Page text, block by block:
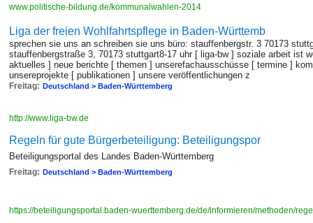
www.politische-bildung.de/kommunalwahlen-2014
Liga der freien Wohlfahrtspflege in Baden-Württemb
sprechen sie uns an schreiben sie uns büro: stauffenbergstr. 3 70173
stauffenbergstraße 3, 70173 stuttgart8-17 uhr [ liga-bw ] soziale arbeit ist
aktuelles ] neue berichte [ themen ] unserefachausschüsse [ termine ]
unsereprojekte [ publikationen ] unsere veröffentlichungen z
Freitag: Deutschland > Baden-Württemberg
http://www.liga-bw.de
Regeln für gute Bürgerbeteiligung: Beteiligungspor
Beteiligungsportal des Landes Baden-Württemberg
Freitag: Deutschland > Baden-Württemberg
https://beteiligungsportal.baden-wuerttemberg.de/de/informieren/methoden/